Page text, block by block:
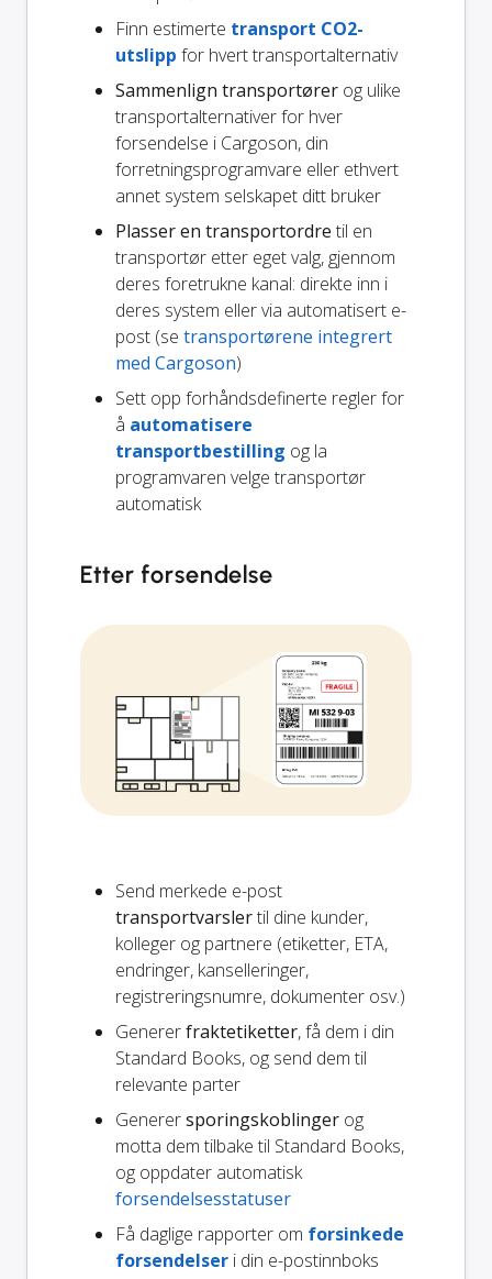
Finn estimerte transport CO2-
utslipp for hvert transportalternativ
Sammenlign transportører og ulike
transportalternativer for hver
forsendelse i Cargoson, din
forretningsprogramvare eller ethvert
annet system selskapet ditt bruker
Plasser en transportordre til en
transportør etter eget valg, gjennom
deres foretrukne kanal: direkte inn i
deres system eller via automatisert e-
post (se transportørene integrert
med Cargoson)
Sett opp forhåndsdefinerte regler for
å automatisere
transportbestilling og la
programvaren velge transportør
automatisk
Etter forsendelse
Send merkede e-post
transportvarslertil dine kunder,
kolleger og partnere (etiketter, ETA,
endringer, kanselleringer,
registreringsnumre, dokumenter osv.)
Genererfraktetiketter, få dem i din
Standard Books, og send dem til
relevante parter
Generersporingskoblinger og
motta dem tilbake til Standard Books,
og oppdater automatisk
forsendelsesstatuser
Få daglige rapporter om forsinkede
forsendelser i din e-postinnboks